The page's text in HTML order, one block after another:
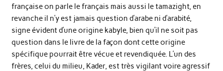
française on parle le français mais aussi le tamazight, en
revanche il n’y est jamais question d’arabe ni d’arabité,
signe évident d’une origine kabyle, bien qu’il ne soit pas
question dans le livre de la façon dont cette origine
spécifique pourrait être vécue et revendiquée. L’un des
frères, celui du milieu, Kader, est très vigilant voire agressif